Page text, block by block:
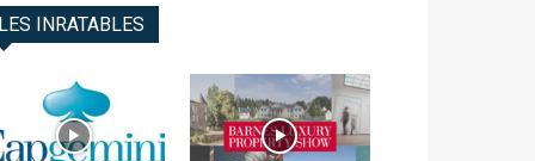
LES INRATABLES